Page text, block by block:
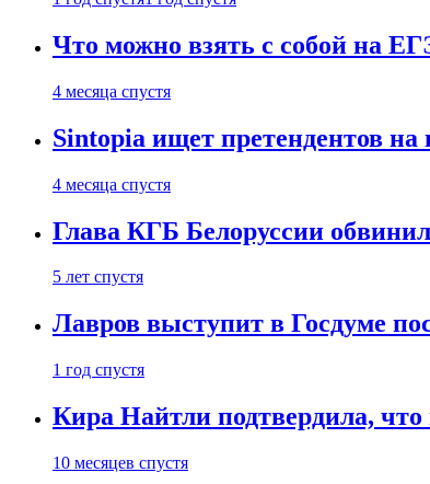
Что можно взять с собой на
4 месяца спустя
Sintopia ищет претендентов
4 месяца спустя
Глава КГБ Белоруссии
5 лет спустя
Лавров выступит в Госдуме
1 год спустя
Кира Найтли подтвердила,
10 месяцев спустя